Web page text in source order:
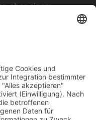
aber einem
das für
möchte.
erlebbar und
sich für ein